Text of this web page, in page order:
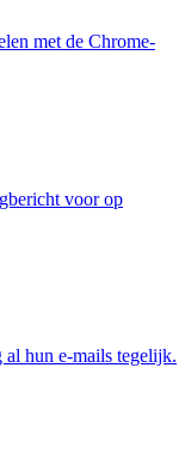
met de Chrome-
voor op
hun e-mails tegelijk.